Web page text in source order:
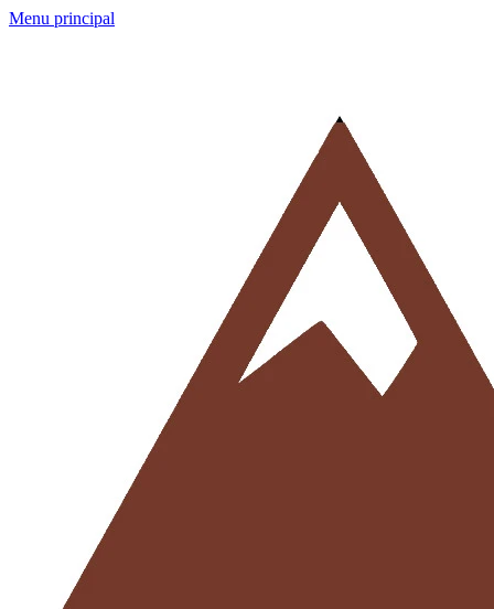
Menu principal